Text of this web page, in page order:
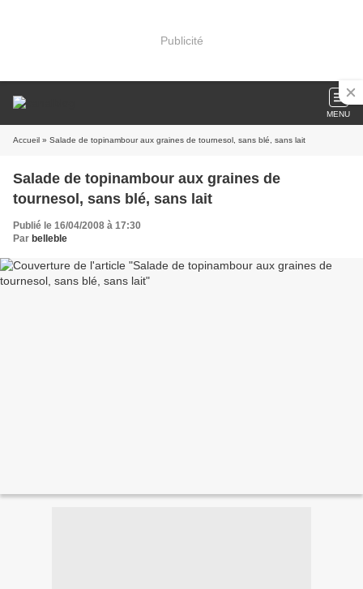
Publicité
MENU
Accueil » Salade de topinambour aux graines de tournesol, sans blé, sans lait
Salade de topinambour aux graines de
tournesol, sans blé, sans lait
Publié le 16/04/2008 à 17:30
Par belleble